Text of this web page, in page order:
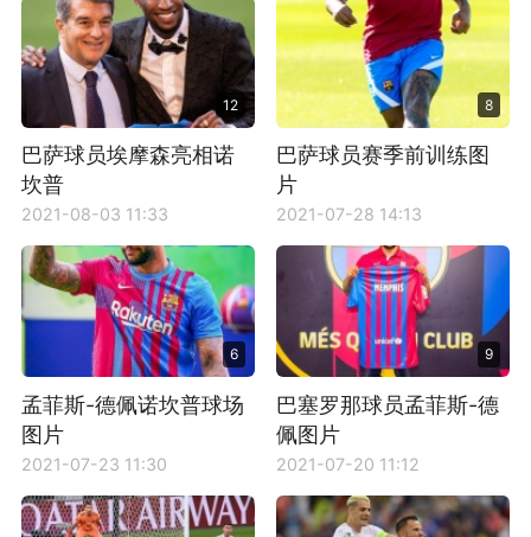
12
巴萨球员埃摩森亮相诺
坎普
2021-08-03 11:33
8
巴萨球员赛季前训练图
片
2021-07-28 14:13
6
孟菲斯-德佩诺坎普球场
图片
2021-07-23 11:30
9
巴塞罗那球员孟菲斯-德
佩图片
2021-07-20 11:12